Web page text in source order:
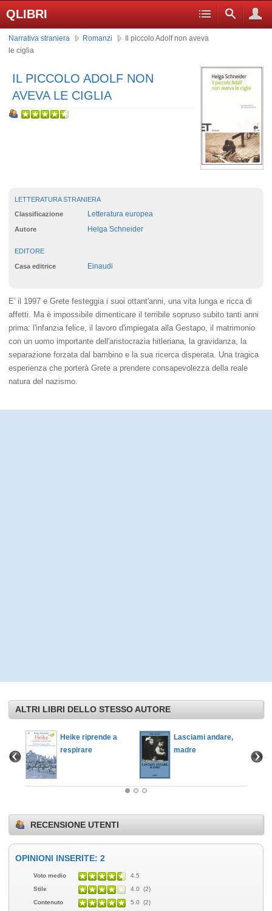
QLIBRI
Narrativa straniera Romanzi
Il piccolo Adolf non aveva
le ciglia
IL PICCOLO ADOLF NON
AVEVA LE CIGLIA
LETTERATURA STRANIERA
Classificazione Letteratura europea
Autore Helga Schneider
EDITORE
Casa editrice Einaudi
E' il 1997 e Grete festeggia i suoi ottant'anni, una vita lunga e ricca di
affetti. Ma è impossibile dimenticare il terribile sopruso subito tanti anni
prima: l'infanzia felice, il lavoro d'impiegata alla Gestapo, il matrimonio
con un uomo importante dell'aristocrazia hitleriana, la gravidanza, la
separazione forzata dal bambino e la sua ricerca disperata. Una tragica
esperienza che porterà Grete a prendere consapevolezza della reale
natura del nazismo.
ALTRI LIBRI DELLO STESSO AUTORE
Heike riprende a
respirare
Lasciami andare,
madre
RECENSIONE UTENTI
OPINIONI INSERITE: 2
Voto medio
4.5
Stile
4.0 (2)
Contenuto
5.0 (2)